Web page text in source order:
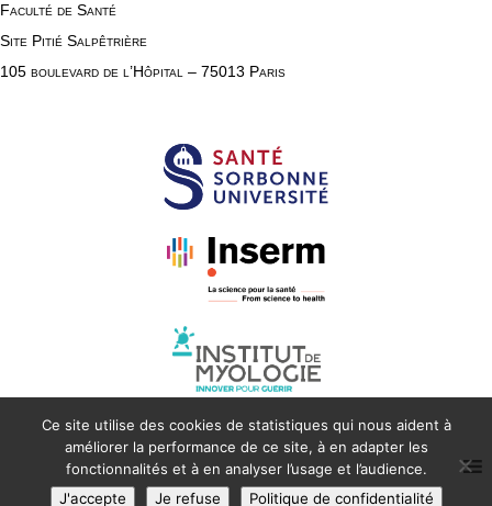
Faculté de Santé
Site Pitié Salpêtrière
105 boulevard de l’Hôpital – 75013 Paris
Ce site utilise des cookies de statistiques qui nous aident à
améliorer la performance de ce site, à en adapter les
fonctionnalités et à en analyser l’usage et l’audience.
J'accepte
Je refuse Politique de confidentialité